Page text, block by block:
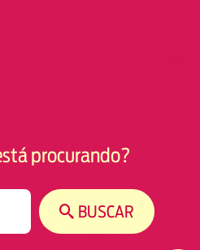
procurando?
BUSCAR